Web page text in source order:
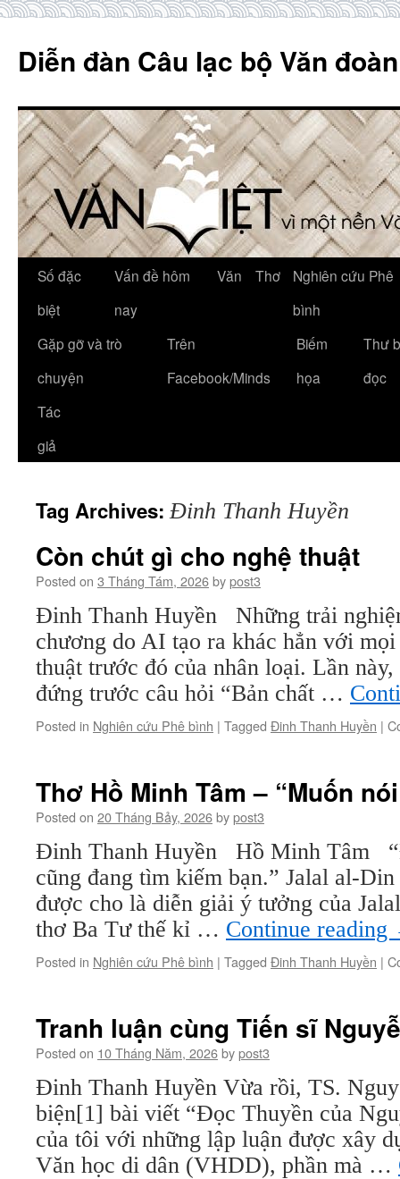
content
Diễn đàn Câu lạc bộ Văn
Số đặc
biệt
Vấn đề hôm
nay
Văn Thơ
Nghiên cứu Phê
bình
Gặp gỡ và trò
chuyện
Trên
Facebook/Minds
Biếm
họa
Thư
đọc
Tác
giả
Tag Archives:Đinh Thanh Huyền
Còn chút gì cho nghệ thuật
Posted on 3 Tháng Tám, 2026bypost3
Đinh Thanh Huyền Những trải
chương do AI tạo ra khác hẳn với
thuật trước đó của nhân loại. Lần
đứng trước câu hỏi “Bản chất …
Posted in Nghiên cứu Phê bình | Tagged Đinh Thanh Huyền |
Thơ Hồ Minh Tâm – “Muốn
Posted on 20 Tháng Bảy, 2026bypost3
Đinh Thanh Huyền Hồ Minh Tâm
cũng đang tìm kiếm bạn.” Jalal al-
được cho là diễn giải ý tưởng của
thơ Ba Tư thế kỉ … Continue reading
Posted in Nghiên cứu Phê bình | Tagged Đinh Thanh Huyền |
Tranh luận cùng Tiến sĩ
Posted on 10 Tháng Năm, 2026bypost3
Đinh Thanh Huyền Vừa rồi, TS.
biện[1] bài viết “Đọc Thuyền của
của tôi với những lập luận được xây
Văn học di dân (VHDD), phần mà …